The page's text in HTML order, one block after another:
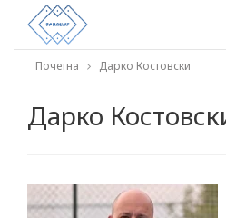
Почетна Дарко Костовски
Дарко